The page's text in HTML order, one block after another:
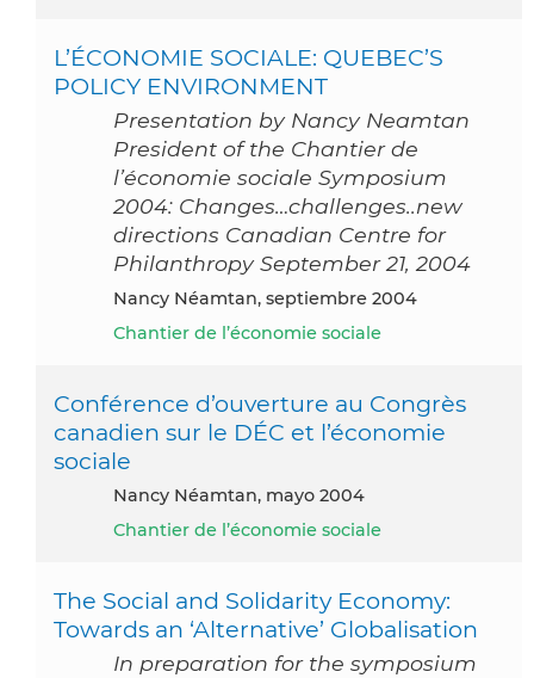
L’ÉCONOMIE SOCIALE: QUEBEC’S
POLICY ENVIRONMENT
Presentation by Nancy Neamtan
President of the Chantier de
l’économie sociale Symposium
2004: Changes…challenges..new
directions Canadian Centre for
Philanthropy September 21, 2004
Nancy Néamtan, septiembre 2004
Chantier de l’économie sociale
Conférence d’ouverture au Congrès
canadien sur le DÉC et l’économie
sociale
Nancy Néamtan, mayo 2004
Chantier de l’économie sociale
The Social and Solidarity Economy:
Towards an ‘Alternative’ Globalisation
In preparation for the symposium